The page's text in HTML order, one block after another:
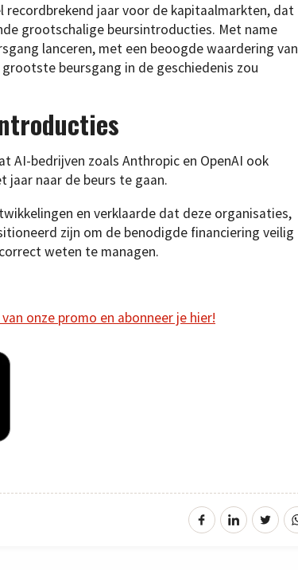
jaar voor de kapitaalmarkten, dat
grootschalige beursintroducties. Met name
lanceren, met een beoogde waardering van
beursgang in de geschiedenis zou
AI-bedrijven zoals Anthropic en OpenAI ook
jaar naar de beurs te gaan.
en verklaarde dat deze organisaties,
zijn om de benodigde financiering veilig
weten te managen.
onze promo en abonneer je hier!